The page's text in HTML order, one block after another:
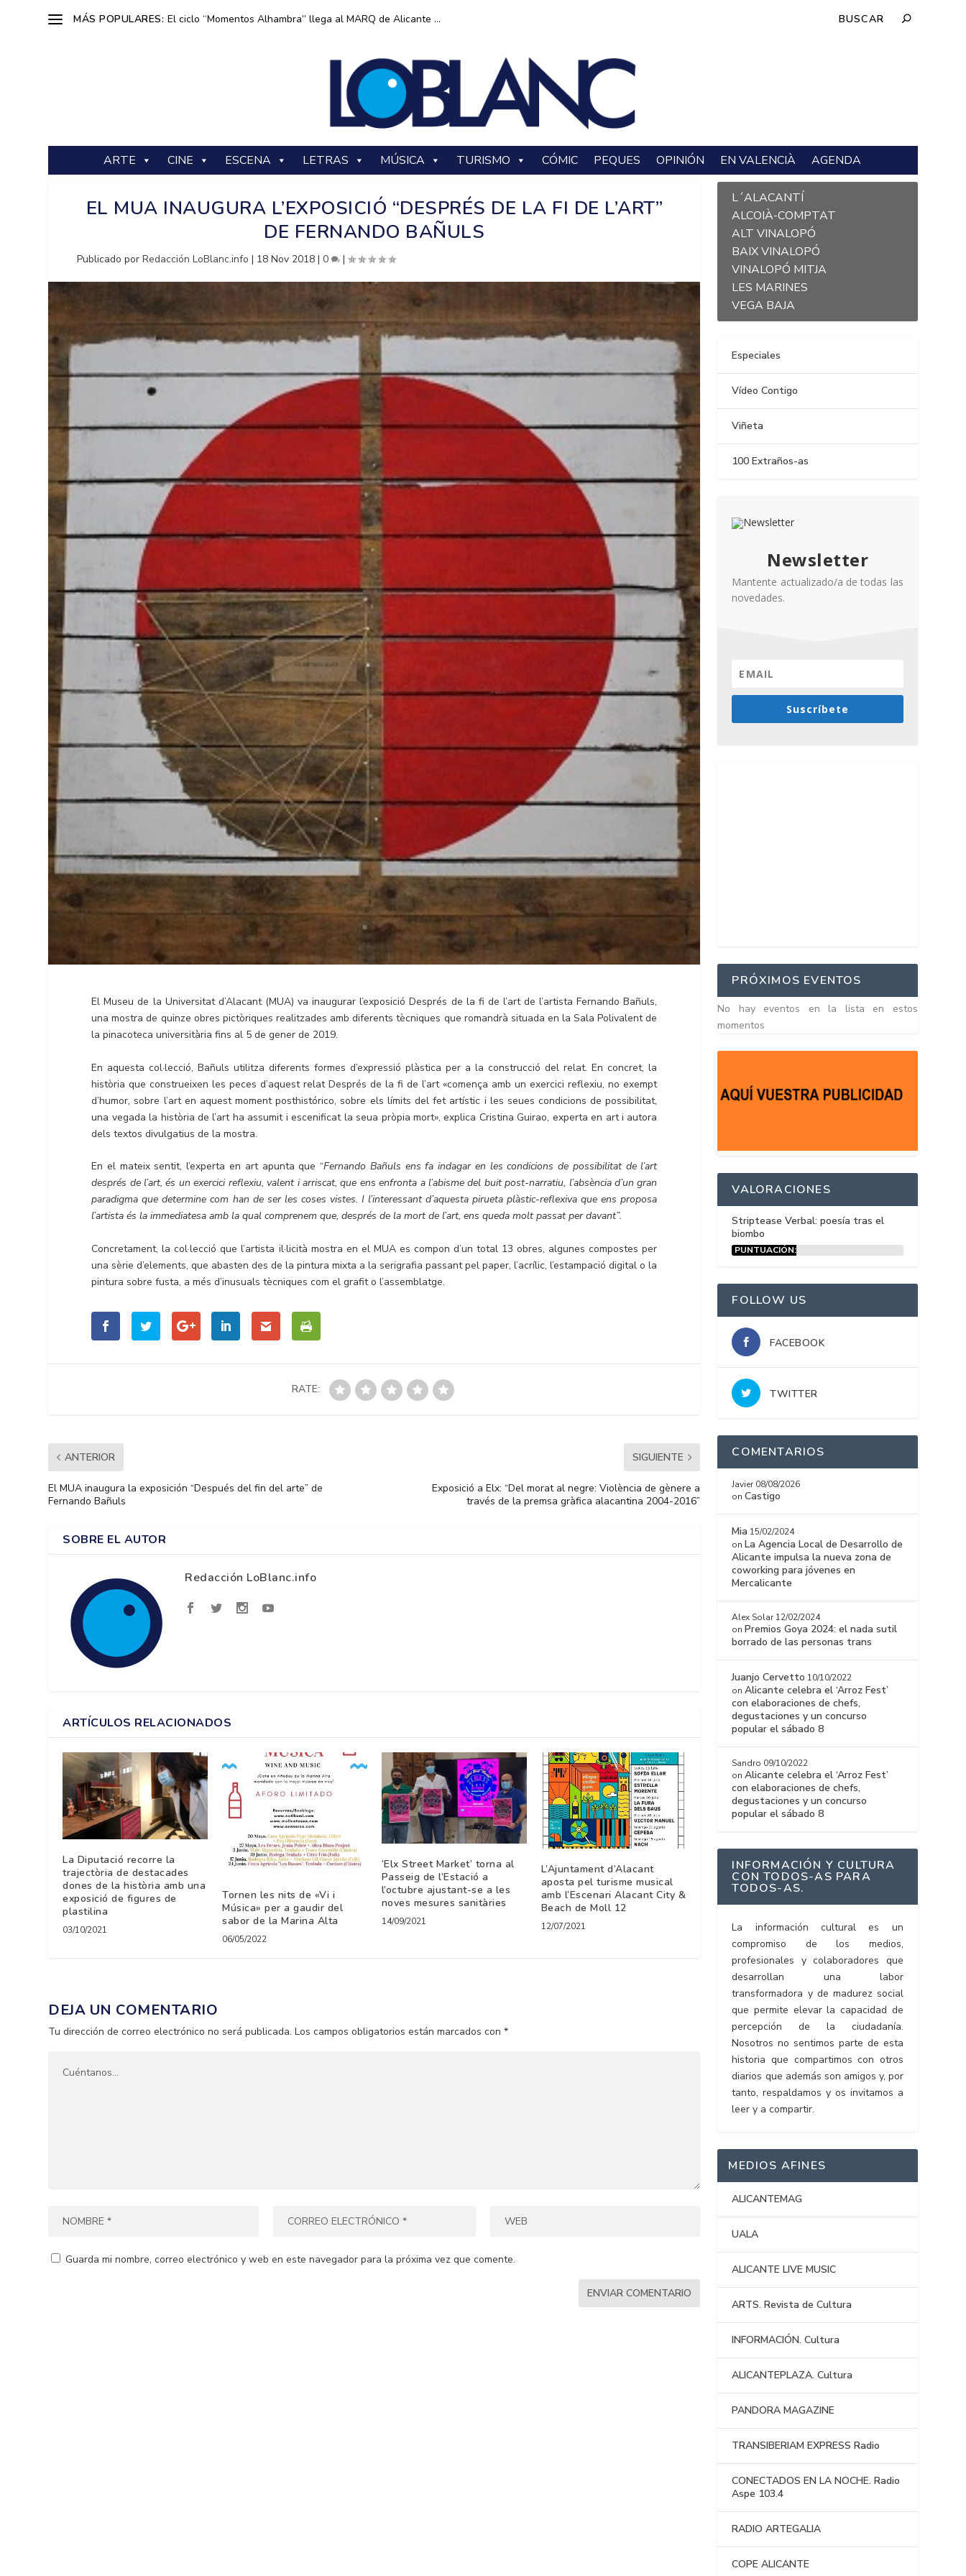
MÁS POPULARES: El ciclo “Momentos Alhambra” llega al MARQ de Alicante ...
ARTE CINE ESCENA LETRAS MÚSICA TURISMO CÓMIC PEQUES OPINIÓN EN VALENCIÀ AGENDA
EL MUA INAUGURA L’EXPOSICIÓ “DESPRÉS DE LA FI DE L’ART”
DE FERNANDO BAÑULS
Publicado porRedacción LoBlanc.info | 18 Nov 2018 |0 |
El Museu de la Universitat d’Alacant (MUA) va inaugurar l’exposició Després de la fi de l’art de l’artista Fernando Bañuls,
una mostra de quinze obres pictòriques realitzades amb diferents tècniques que romandrà situada en la Sala Polivalent de
la pinacoteca universitària fins al 5 de gener de 2019.
En aquesta col·lecció, Bañuls utilitza diferents formes d’expressió plàstica per a la construcció del relat. En concret, la
història que construeixen les peces d’aquest relat Després de la fi de l’art «comença amb un exercici reflexiu, no exempt
d’humor, sobre l’art en aquest moment posthistórico, sobre els límits del fet artístic i les seues condicions de possibilitat,
una vegada la història de l’art ha assumit i escenificat la seua pròpia mort», explica Cristina Guirao, experta en art i autora
dels textos divulgatius de la mostra.
En el mateix sentit, l’experta en art apunta que “Fernando Bañuls ens fa indagar en les condicions de possibilitat de l’art
després de l’art, és un exercici reflexiu, valent i arriscat, que ens enfronta a l’abisme del buit post-narratiu, l’absència d’un gran
paradigma que determine com han de ser les coses vistes. I l’interessant d’aquesta pirueta plàstic-reflexiva que ens proposa
l’artista és la immediatesa amb la qual comprenem que, després de la mort de l’art, ens queda molt passat per davant”.
Concretament, la col·lecció que l’artista il·licità mostra en el MUA es compon d’un total 13 obres, algunes compostes per
una sèrie d’elements, que abasten des de la pintura mixta a la serigrafia passant pel paper, l’acrílic, l’estampació digital o la
pintura sobre fusta, a més d’inusuals tècniques com el grafit o l’assemblatge.
RATE:
ANTERIOR
El MUA inaugura la exposición “Después del fin del arte” de
Fernando Bañuls
SIGUIENTE
Exposició a Elx: “Del morat al negre: Violència de gènere a
través de la premsa gràfica alacantina 2004-2016”
SOBRE EL AUTOR
Redacción LoBlanc.info
ARTÍCULOS RELACIONADOS
La Diputació recorre la
trajectòria de destacades
dones de la història amb una
exposició de figures de
plastilina
03/10/2021
Tornen les nits de «Vi i
Música» per a gaudir del
sabor de la Marina Alta
06/05/2022
‘Elx Street Market’ torna al
Passeig de l’Estació a
l’octubre ajustant-se a les
noves mesures sanitàries
14/09/2021
L’Ajuntament d’Alacant
aposta pel turisme musical
amb l’Escenari Alacant City &
Beach de Moll 12
12/07/2021
DEJA UN COMENTARIO
Tu dirección de correo electrónico no será publicada. Los campos obligatorios están marcados con*
Guarda mi nombre, correo electrónico y web en este navegador para la próxima vez que comente.
L´ALACANTÍ
ALCOIÀ-COMPTAT
ALT VINALOPÓ
BAIX VINALOPÓ
VINALOPÓ MITJA
LES MARINES
VEGA BAJA
Especiales
Vídeo Contigo
Viñeta
100 Extraños-as
Newsletter
Mantente actualizado/a de todas las
novedades.
Suscríbete
PRÓXIMOS EVENTOS
No hay eventos en la lista en estos
momentos
VALORACIONES
Striptease Verbal: poesía tras el
biombo
PUNTUACIÓN:
FOLLOW US
FACEBOOK
TWITTER
COMENTARIOS
Javier 08/08/2026
onCastigo
Mia 15/02/2024
on La Agencia Local de Desarrollo de
Alicante impulsa la nueva zona de
coworking para jóvenes en
Mercalicante
Alex Solar 12/02/2024
on Premios Goya 2024: el nada sutil
borrado de las personas trans
Juanjo Cervetto 10/10/2022
onAlicante celebra el ‘Arroz Fest’
con elaboraciones de chefs,
degustaciones y un concurso
popular el sábado 8
Sandro 09/10/2022
onAlicante celebra el ‘Arroz Fest’
con elaboraciones de chefs,
degustaciones y un concurso
popular el sábado 8
INFORMACIÓN Y CULTURA
CON TODOS-AS PARA
TODOS-AS.
La información cultural es un
compromiso de los medios,
profesionales y colaboradores que
desarrollan una labor
transformadora y de madurez social
que permite elevar la capacidad de
percepción de la ciudadanía.
Nosotros no sentimos parte de esta
historia que compartimos con otros
diarios que además son amigos y, por
tanto, respaldamos y os invitamos a
leer y a compartir.
MEDIOS AFINES
ALICANTEMAG
UALA
ALICANTE LIVE MUSIC
ARTS. Revista de Cultura
INFORMACIÓN. Cultura
ALICANTEPLAZA. Cultura
PANDORA MAGAZINE
TRANSIBERIAM EXPRESS Radio
CONECTADOS EN LA NOCHE. Radio
Aspe 103.4
RADIO ARTEGALIA
COPE ALICANTE